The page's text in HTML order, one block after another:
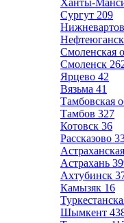
Ханты-
Сургут 209
Нефтеюганск
Смоленская
Смоленск
Ярцево 42
Вязьма 41
Тамбовская
Тамбов 327
Котовск 36
Рассказово
Астрахань
Ахтубинск
Камызяк 16
Шымкент